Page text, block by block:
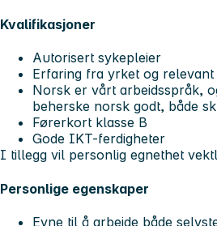
Kvalifikasjoner
Autorisert sykepleier
Erfaring fra yrket og
Norsk er vårt arbeidsspråk,
beherske norsk godt, både
Førerkort klasse B
Gode IKT-ferdigheter
I tillegg vil personlig egnethet
Personlige egenskaper
Evne til å arbeide både